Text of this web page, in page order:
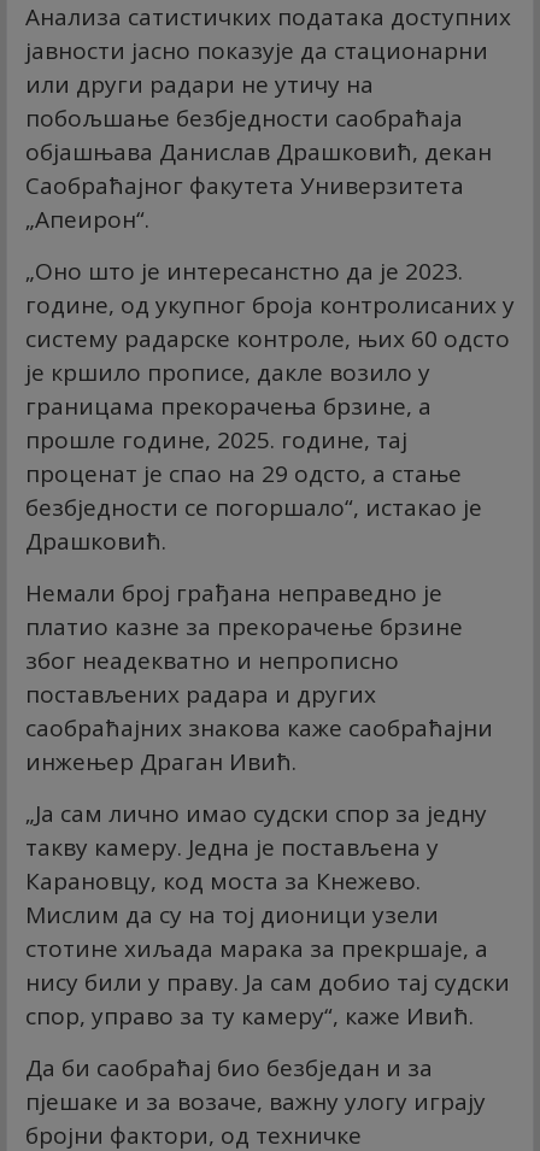
Анализа сатистичких података доступних
јавности јасно показује да стационарни
или други радари не утичу на
побољшање безбједности саобраћаја
објашњава Данислав Драшковић, декан
Саобраћајног факутета Универзитета
„Апеирон“.
„Оно што је интересанстно да је 2023.
године, од укупног броја контролисаних у
систему радарске контроле, њих 60 одсто
је кршило прописе, дакле возило у
границама прекорачења брзине, а
прошле године, 2025. године, тај
проценат је спао на 29 одсто, а стање
безбједности се погоршало“, истакао је
Драшковић.
Немали број грађана неправедно је
платио казне за прекорачење брзине
због неадекватно и непрописно
постављених радара и других
саобраћајних знакова каже саобраћајни
инжењер Драган Ивић.
„Ја сам лично имао судски спор за једну
такву камеру. Једна је постављена у
Карановцу, код моста за Кнежево.
Мислим да су на тој дионици узели
стотине хиљада марака за прекршаје, а
нису били у праву. Ја сам добио тај судски
спор, управо за ту камеру“, каже Ивић.
Да би саобраћај био безбједан и за
пјешаке и за возаче, важну улогу играју
бројни фактори, од техничке